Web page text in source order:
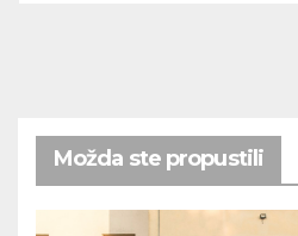
Možda ste propustili